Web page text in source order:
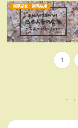
国際恋愛・国際結婚
1